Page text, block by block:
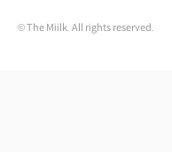
© The Miilk. All rights reserved.